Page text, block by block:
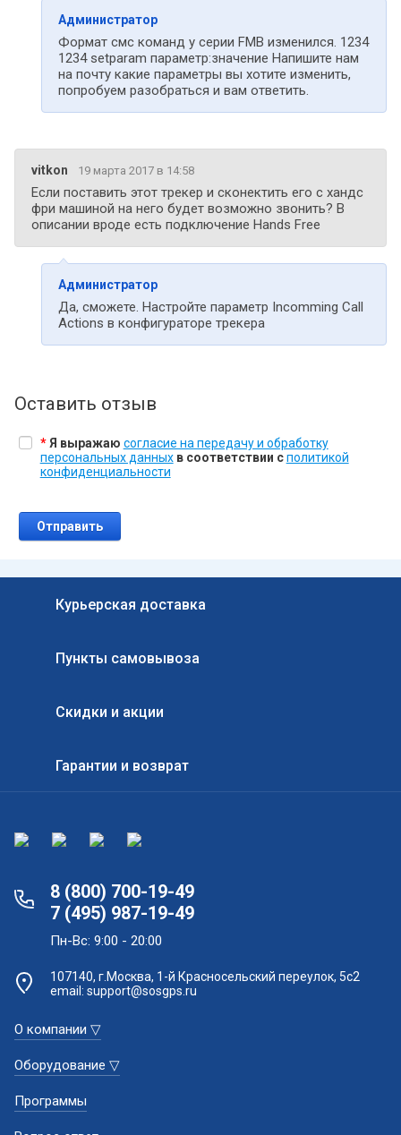
Администратор
Формат смс команд у серии FMB изменился. 1234
1234 setparam параметр:значение Напишите нам
на почту какие параметры вы хотите изменить,
попробуем разобраться и вам ответить.
vitkon 19 марта 2017 в 14:58
Если поставить этот трекер и сконектить его с хандс
фри машиной на него будет возможно звонить? В
описании вроде есть подключение Hands Free
Администратор
Да, сможете. Настройте параметр Incomming Call
Actions в конфигураторе трекера
Оставить отзыв
*Я выражаю согласие на передачу и обработку
персональных данныхв соответствии сполитикой
конфиденциальности
Курьерская доставка
Пункты самовывоза
Скидки и акции
Гарантии и возврат
8 (800) 700-19-49
7 (495) 987-19-49
Пн-Вс: 9:00 - 20:00
107140, г.Москва, 1-й Красносельский переулок, 5с2
email: support@sosgps.ru
О компании ▽
Оборудование ▽
Программы